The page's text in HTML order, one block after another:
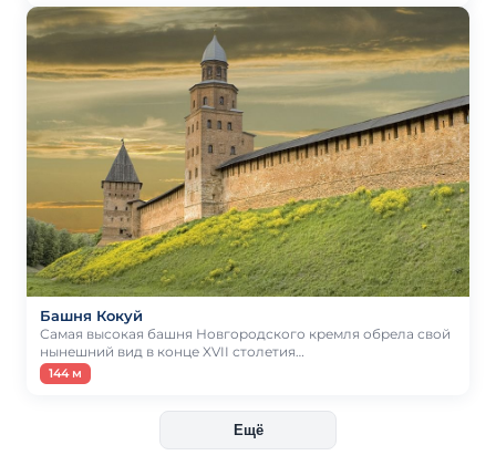
Башня Кокуй
Самая высокая башня Новгородского кремля обрела свой
нынешний вид в конце XVII столетия…
144 м
Ещё